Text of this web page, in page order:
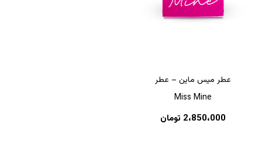
عطر میس ماین – عطر
Miss Mine
2،850،000 تومان